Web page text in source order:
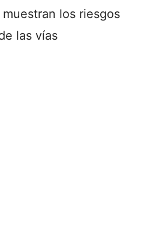
los riesgos
las vías